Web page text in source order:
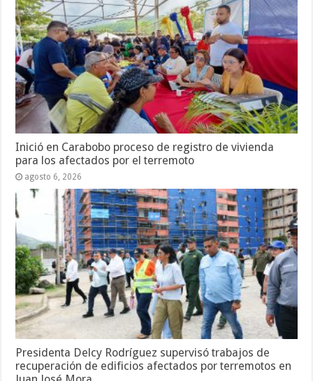
Inició en Carabobo proceso de registro de vivienda
para los afectados por el terremoto
agosto 6, 2026
Presidenta Delcy Rodríguez supervisó trabajos de
recuperación de edificios afectados por terremotos en